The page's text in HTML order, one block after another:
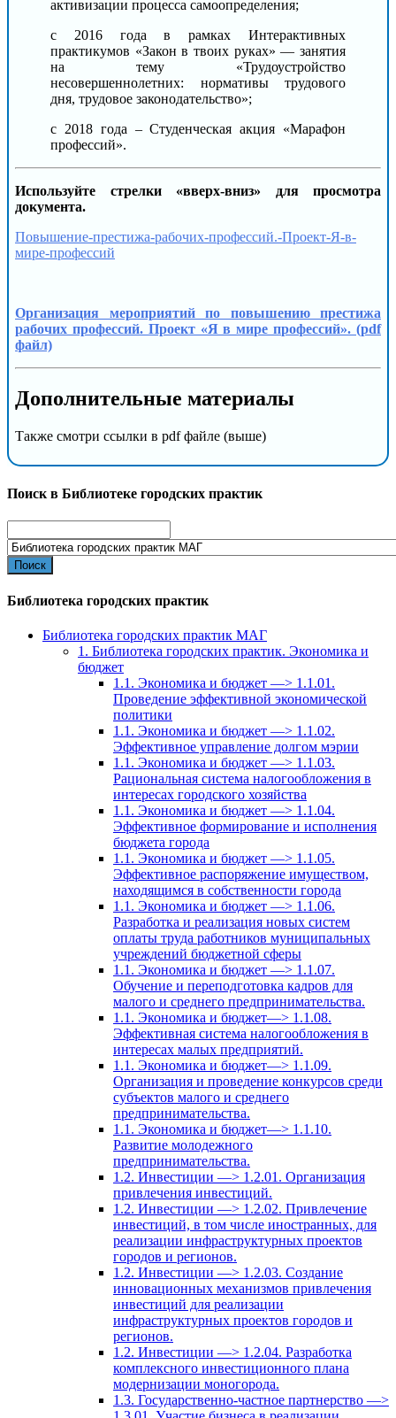
активизации процесса самоопределения;
с 2016 года в рамках Интерактивных
практикумов «Закон в твоих руках» — занятия
на тему «Трудоустройство
несовершеннолетних: нормативы трудового
дня, трудовое законодательство»;
с 2018 года – Студенческая акция «Марафон
профессий».
Используйте стрелки «вверх-вниз» для просмотра
документа.
Повышение-престижа-рабочих-профессий.-Проект-Я-в-
мире-профессий
Организация мероприятий по повышению престижа
рабочих профессий. Проект «Я в мире профессий». (pdf
файл)
Дополнительные материалы
Также смотри ссылки в pdf файле (выше)
Поиск в Библиотеке городских практик
for:
Библиотека городских практик
Библиотека городских практик МАГ
1. Библиотека городских практик. Экономика и
бюджет
1.1. Экономика и бюджет —> 1.1.01.
Проведение эффективной экономической
политики
1.1. Экономика и бюджет —> 1.1.02.
Эффективное управление долгом мэрии
1.1. Экономика и бюджет —> 1.1.03.
Рациональная система налогообложения в
интересах городского хозяйства
1.1. Экономика и бюджет —> 1.1.04.
Эффективное формирование и исполнения
бюджета города
1.1. Экономика и бюджет —> 1.1.05.
Эффективное распоряжение имуществом,
находящимся в собственности города
1.1. Экономика и бюджет —> 1.1.06.
Разработка и реализация новых систем
оплаты труда работников муниципальных
учреждений бюджетной сферы
1.1. Экономика и бюджет —> 1.1.07.
Обучение и переподготовка кадров для
малого и среднего предпринимательства.
1.1. Экономика и бюджет—> 1.1.08.
Эффективная система налогообложения в
интересах малых предприятий.
1.1. Экономика и бюджет—> 1.1.09.
Организация и проведение конкурсов среди
субъектов малого и среднего
предпринимательства.
1.1. Экономика и бюджет—> 1.1.10.
Развитие молодежного
предпринимательства.
1.2. Инвестиции —> 1.2.01. Организация
привлечения инвестиций.
1.2. Инвестиции —> 1.2.02. Привлечение
инвестиций, в том числе иностранных, для
реализации инфраструктурных проектов
городов и регионов.
1.2. Инвестиции —> 1.2.03. Создание
инновационных механизмов привлечения
инвестиций для реализации
инфраструктурных проектов городов и
регионов.
1.2. Инвестиции —> 1.2.04. Разработка
комплексного инвестиционного плана
модернизации моногорода.
1.3. Государственно-частное партнерство —>